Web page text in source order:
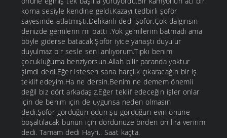
korna sesiyle kendine geldi.Kazayı tedbirli şoför
sayesinde atlatmıştı.Delikanlı dedi Şoför.Çok dalgınsın
denizde gemilerin mi battı .Yok gemilerim batmadı ama
böyle giderse batacak.Şoför iyice yanaştı duyulur
duyulmaz bir sesle seni anlıyorum.Tıpkı benim
çocukluğuma benziyorsun.Allah bilir paranda yoktur
şimdi dedi.Eğer istesen sana harçlık çıkaracağın bir iş
teklif edeyim.Ha ne dersin.Benim ne demem önemli
değil biz dört arkadaşız.Eğer teklif edeceğin işler onlar
için de benim için de uygunsa neden olmasın
dedi.Şoför gördüğün odun şu gördüğün evin önüne
boşaltılacak bunun için dördünüze birden on lira veririm
dedi. Tamam dedi Hayri.. Saat kaçta.